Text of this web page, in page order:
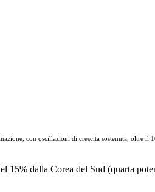
con oscillazioni di crescita sostenuta, oltre il
dalla Corea del Sud (quarta